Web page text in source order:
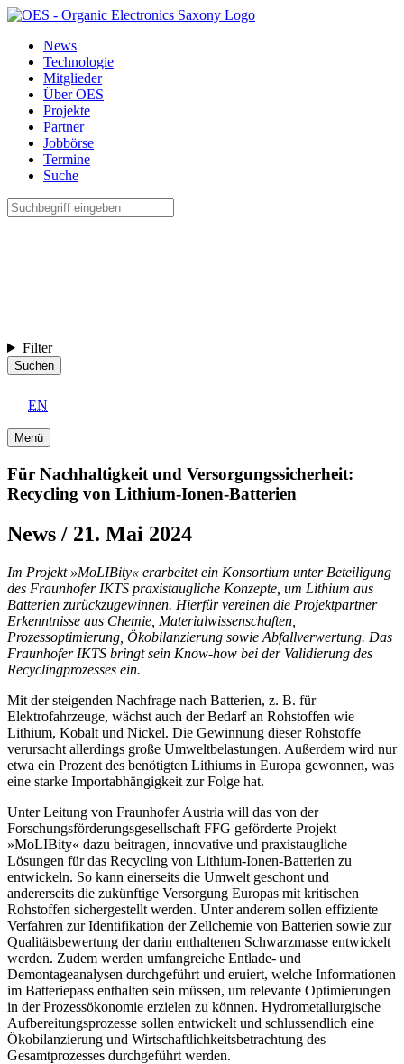
News
Technologie
Mitglieder
Über OES
Projekte
Partner
Jobbörse
Termine
Suche
Filter
Suchen
EN
Menü
Für Nachhaltigkeit und Versorgungssicherheit:
Recycling von Lithium-Ionen-Batterien
News / 21. Mai 2024
Im Projekt »MoLIBity« erarbeitet ein Konsortium unter Beteiligung
des Fraunhofer IKTS praxistaugliche Konzepte, um Lithium aus
Batterien zurückzugewinnen. Hierfür vereinen die Projektpartner
Erkenntnisse aus Chemie, Materialwissenschaften,
Prozessoptimierung, Ökobilanzierung sowie Abfallverwertung. Das
Fraunhofer IKTS bringt sein Know-how bei der Validierung des
Recyclingprozesses ein.
Mit der steigenden Nachfrage nach Batterien, z. B. für
Elektrofahrzeuge, wächst auch der Bedarf an Rohstoffen wie
Lithium, Kobalt und Nickel. Die Gewinnung dieser Rohstoffe
verursacht allerdings große Umweltbelastungen. Außerdem wird nur
etwa ein Prozent des benötigten Lithiums in Europa gewonnen, was
eine starke Importabhängigkeit zur Folge hat.
Unter Leitung von Fraunhofer Austria will das von der
Forschungsförderungsgesellschaft FFG geförderte Projekt
»MoLIBity« dazu beitragen, innovative und praxistaugliche
Lösungen für das Recycling von Lithium-Ionen-Batterien zu
entwickeln. So kann einerseits die Umwelt geschont und
andererseits die zukünftige Versorgung Europas mit kritischen
Rohstoffen sichergestellt werden. Unter anderem sollen effiziente
Verfahren zur Identifikation der Zellchemie von Batterien sowie zur
Qualitätsbewertung der darin enthaltenen Schwarzmasse entwickelt
werden. Zudem werden umfangreiche Entlade- und
Demontageanalysen durchgeführt und eruiert, welche Informationen
im Batteriepass enthalten sein müssen, um relevante Optimierungen
in der Prozessökonomie erzielen zu können. Hydrometallurgische
Aufbereitungsprozesse sollen entwickelt und schlussendlich eine
Ökobilanzierung und Wirtschaftlichkeitsbetrachtung des
Gesamtprozesses durchgeführt werden.